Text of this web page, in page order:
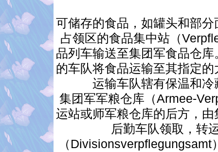
可储存的食品，如罐头和部
占领区的食品集中站（
品列车输送至集团军食品仓
的车队将食品运输至其指定
运输车队辖有保温和
集团军军粮仓库（Armee-
运站或师军粮仓库的后方，
后勤车队领取，转
（